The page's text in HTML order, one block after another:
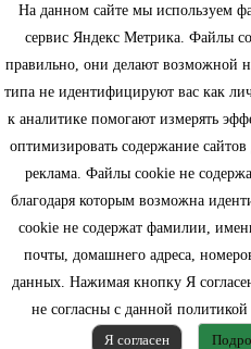
На данном сайте мы используем
сервис Яндекс Метрика. Файлы
правильно, они делают возможной
типа не идентифицируют вас как
к аналитике помогают измерять
оптимизировать содержание
реклама. Файлы cookie не
благодаря которым возможна
cookie не содержат фамилии,
почты, домашнего адреса,
данных. Нажимая кнопку Я
не согласны с данной
Я согласен
Информация
Моя учетная запись
Контактная